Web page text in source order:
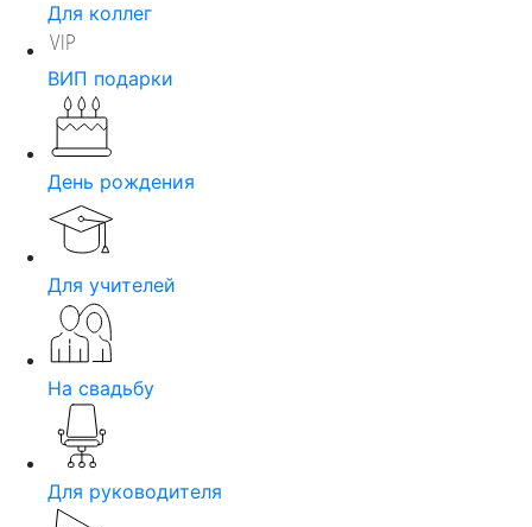
Для коллег
ВИП подарки
День рождения
Для учителей
На свадьбу
Для руководителя